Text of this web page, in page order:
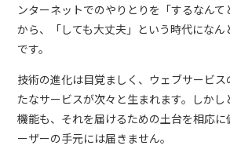
ンターネットでのやりとりを「するなん
から、「しても大丈夫」という時代にな
です。
技術の進化は目覚ましく、ウェブサービ
たなサービスが次々と生まれます。しか
機能も、それを届けるための土台を相応に
ーザーの手元には届きません。